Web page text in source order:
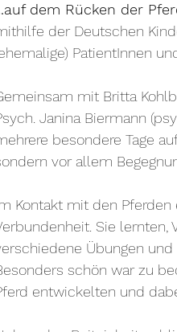
dem Rücken der
der Deutschen
PatientInnen
mit Britta
Janina Biermann
besondere Tage
vor allem
Kontakt mit den
Sie lernten,
Übungen
schön war zu
entwickelten und